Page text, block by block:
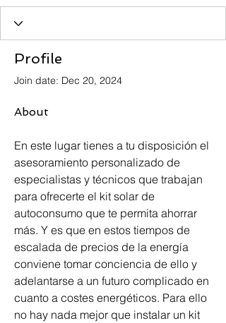
Profile
Join date: Dec 20, 2024
About
En este lugar tienes a tu disposición el
asesoramiento personalizado de
especialistas y técnicos que trabajan
para ofrecerte el kit solar de
autoconsumo que te permita ahorrar
más. Y es que en estos tiempos de
escalada de precios de la energía
conviene tomar conciencia de ello y
adelantarse a un futuro complicado en
cuanto a costes energéticos. Para ello
no hay nada mejor que instalar un kit